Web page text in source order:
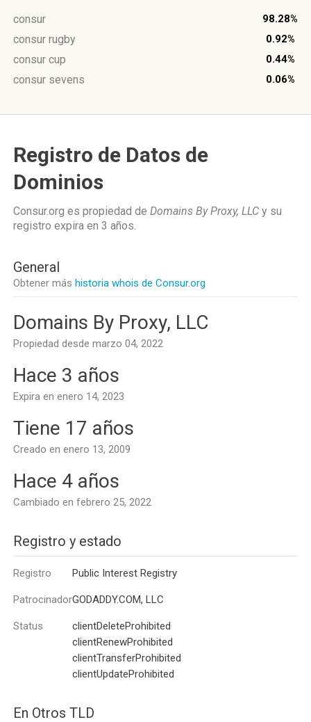
consur 98.28%
consur rugby 0.92%
consur cup 0.44%
consur sevens 0.06%
Registro de Datos de
Dominios
Consur.org es propiedad de Domains By Proxy, LLC y su
registro expira en 3 años.
General
Obtener más historia whois de Consur.org
Domains By Proxy, LLC
Propiedad desde marzo 04, 2022
Hace 3 años
Expira en enero 14, 2023
Tiene 17 años
Creado en enero 13, 2009
Hace 4 años
Cambiado en febrero 25, 2022
Registro y estado
Registro Public Interest Registry
PatrocinadorGODADDY.COM, LLC
Status
clientDeleteProhibited
clientRenewProhibited
clientTransferProhibited
clientUpdateProhibited
En Otros TLD